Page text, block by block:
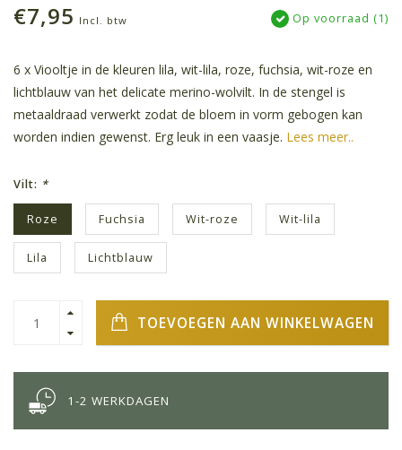
€7,95 Incl. btw Op voorraad (1)
6 x Viooltje in de kleuren lila, wit-lila, roze, fuchsia, wit-roze en
lichtblauw van het delicate merino-wolvilt. In de stengel is
metaaldraad verwerkt zodat de bloem in vorm gebogen kan
worden indien gewenst. Erg leuk in een vaasje. Lees meer..
Vilt: *
Roze Fuchsia Wit-roze Wit-lila
Lila Lichtblauw
TOEVOEGEN AAN WINKELWAGEN
1-2 WERKDAGEN